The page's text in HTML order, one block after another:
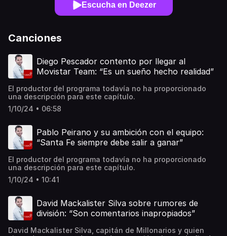
Escucha en Deezer
Canciones
Diego Pescador contento por llegar al
Movistar Team: “Es un sueño hecho realidad”
El productor del programa todavía no ha proporcionado
una descripción para este capítulo.
1/10/24 • 06:58
Pablo Peirano y su ambición con el equipo:
“Santa Fe siempre debe salir a ganar”
El productor del programa todavía no ha proporcionado
una descripción para este capítulo.
1/10/24 • 10:41
David Mackalister Silva sobre rumores de
división: “Son comentarios inapropiados”
David Mackalister Silva, capitán de Millonarios y quien